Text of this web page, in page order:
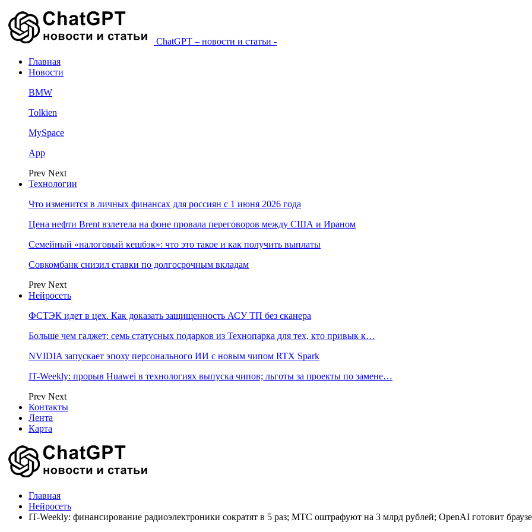
ChatGPT – новости и статьи -
Главная
Новости
BMW
Tolkien
MySpace
App
Prev Next
Технологии
Что изменится в личных финансах для россиян с 1 июня 2026 года
Цена нефти Brent взлетела на фоне провала переговоров между США и Ираном
Семейный «налоговый кешбэк»: что это такое и как получить выплаты
Совкомбанк снизил ставки по долгосрочным вкладам
Prev Next
Нейросеть
ФСТЭК идет в цех. Как доказать защищенность АСУ ТП без сканера
Больше чем гаджет: семь статусных подарков из Технопарка для тех, кто привык к…
NVIDIA запускает эпоху персонального ИИ с новым чипом RTX Spark
IT-Weekly: прорыв Huawei в технологиях выпуска чипов; льготы за проекты по замене…
Prev Next
Контакты
Лента
Карта
Главная
Нейросеть
IT-Weekly: финансирование радиоэлектроники сократят в 5 раз; МТС оштрафуют на 3 млрд рублей; OpenAI готовит